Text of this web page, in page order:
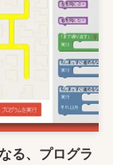
る、プログラ